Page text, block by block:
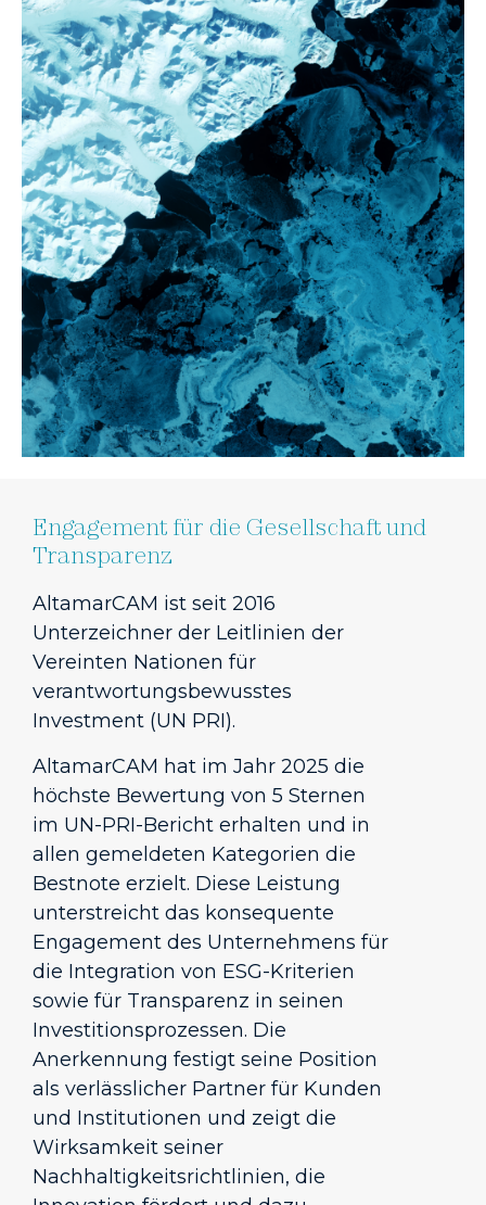
Engagement für die Gesellschaft und
Transparenz
AltamarCAM ist seit 2016
Unterzeichner der Leitlinien der
Vereinten Nationen für
verantwortungsbewusstes
Investment (UN PRI).
AltamarCAM hat im Jahr 2025 die
höchste Bewertung von 5 Sternen
im UN-PRI-Bericht erhalten und in
allen gemeldeten Kategorien die
Bestnote erzielt. Diese Leistung
unterstreicht das konsequente
Engagement des Unternehmens für
die Integration von ESG-Kriterien
sowie für Transparenz in seinen
Investitionsprozessen. Die
Anerkennung festigt seine Position
als verlässlicher Partner für Kunden
und Institutionen und zeigt die
Wirksamkeit seiner
Nachhaltigkeitsrichtlinien, die